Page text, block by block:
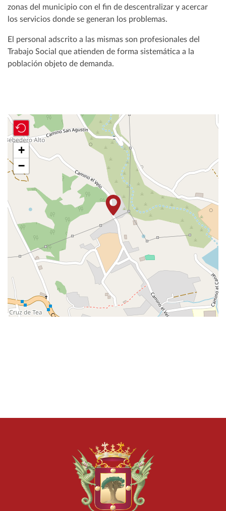
zonas del municipio con el fin de descentralizar y acercar
los servicios donde se generan los problemas.
El personal adscrito a las mismas son profesionales del
Trabajo Social que atienden de forma sistemática a la
población objeto de demanda.
+
−